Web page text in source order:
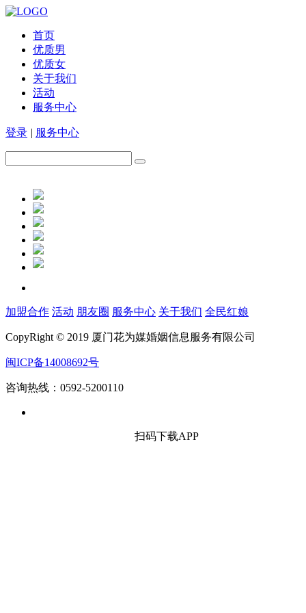
首页
优质男
优质女
关于我们
活动
服务中心
登录 | 服务中心
加盟合作 活动 朋友圈 服务中心 关于我们 全民红娘
CopyRight © 2019 厦门花为媒婚姻信息服务有限公司
闽ICP备14008692号
咨询热线：0592-5200110
扫码下载APP